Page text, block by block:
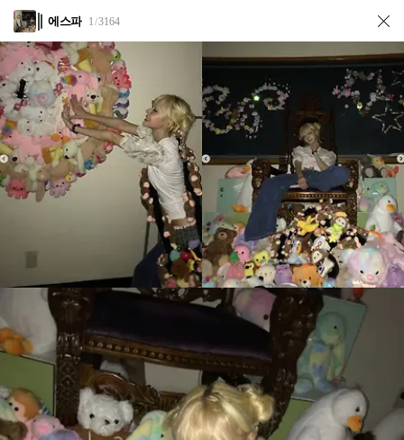
에스파 1/3164